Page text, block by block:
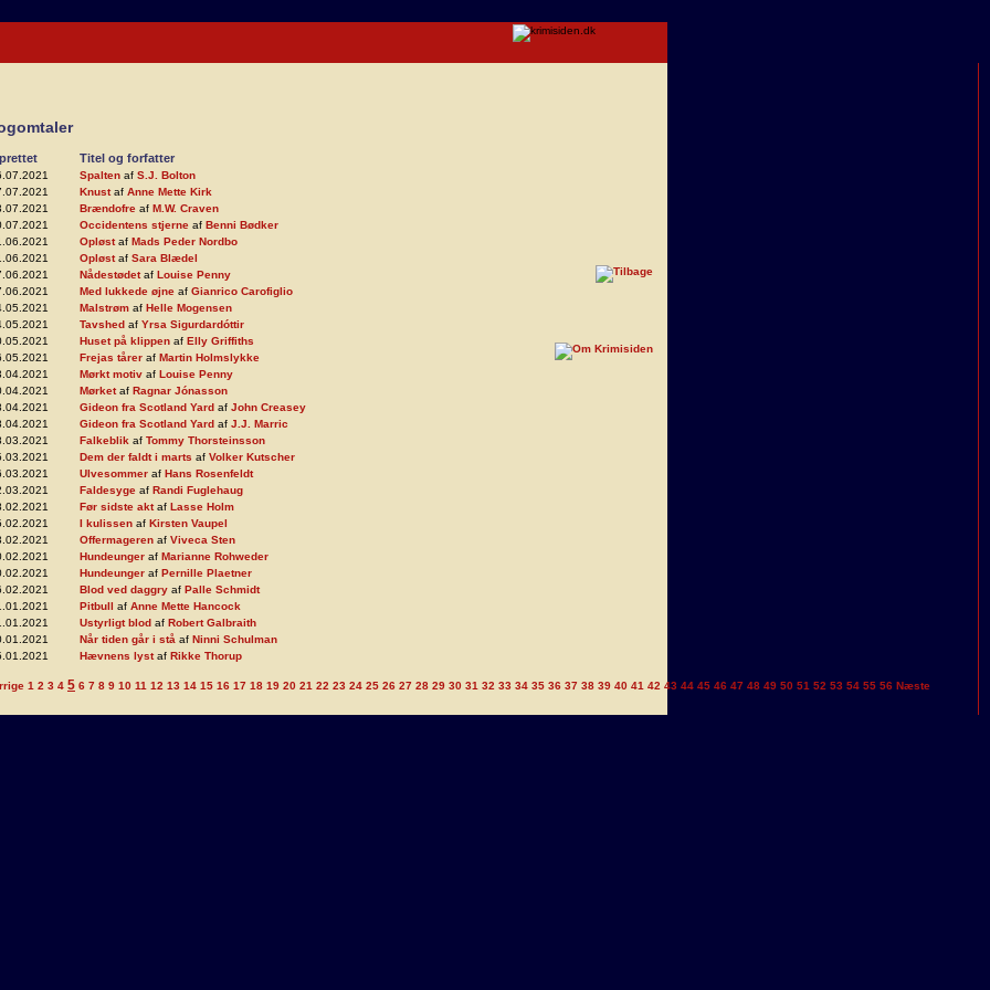
Titel og forfatter
Spalten af S.J. Bolton
Knustaf Anne Mette Kirk
Brændofre af M.W. Craven
Occidentens stjerne af Benni Bødker
Opløstaf Mads Peder Nordbo
Opløstaf Sara Blædel
Nådestødetaf Louise Penny
Med lukkede øjne af Gianrico Carofiglio
Malstrøm af Helle Mogensen
Tavshed af Yrsa Sigurdardóttir
Huset på klippen af Elly Griffiths
Frejas tårer af Martin Holmslykke
Mørkt motiv af Louise Penny
Mørketaf Ragnar Jónasson
Gideon fra Scotland Yard af John Creasey
Gideon fra Scotland Yard af J.J. Marric
Falkeblik af Tommy Thorsteinsson
Dem der faldt i marts af Volker Kutscher
Ulvesommer af Hans Rosenfeldt
Faldesyge af Randi Fuglehaug
Før sidste aktaf Lasse Holm
I kulissen af Kirsten Vaupel
Offermageren af Viveca Sten
Hundeunger af Marianne Rohweder
Hundeunger af Pernille Plaetner
Blod ved daggry af Palle Schmidt
Pitbull af Anne Mette Hancock
Ustyrligt blod af Robert Galbraith
Når tiden går i stå af Ninni Schulman
Hævnens lystaf Rikke Thorup
1 2 3 4 5 6 7 8 9 10 11 12 13 14 15 16 17 18 19 20 21 22 23 24 25 26 27 28 29 30 31 32 33 34 35 36 37 38 39 40 41 42 43 44 45 46 47 48 49 50 51 52 53 54 55 56 Næste